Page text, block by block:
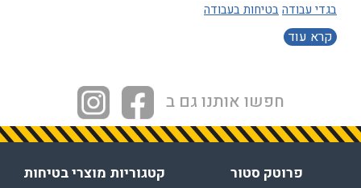
בגדי עבודהבטיחות בעבודה
קרא עוד
חפשו אותנו גם ב
פרוטק סטור
קטגוריות מוצרי בטיחות